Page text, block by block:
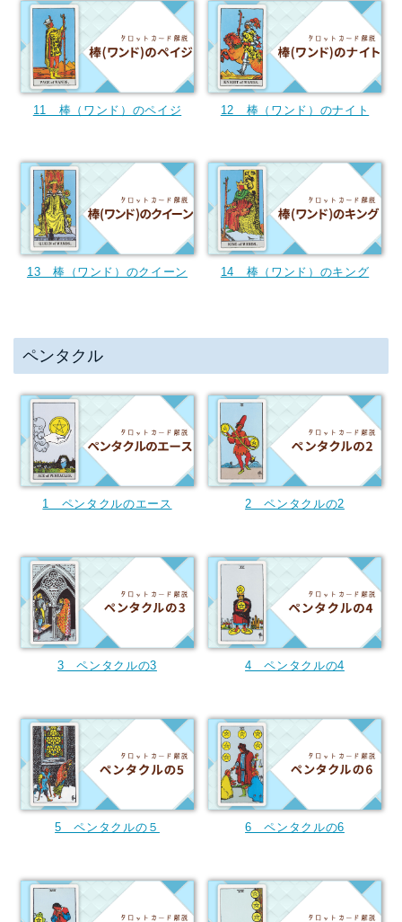
11 棒（ワンド）のペイジ 12 棒（ワンド）のナイト
13 棒（ワンド）のクイーン 14 棒（ワンド）のキング
ペンタクル
1 ペンタクルのエース 2 ペンタクルの2
3 ペンタクルの3 4 ペンタクルの4
5 ペンタクルの５ 6 ペンタクルの6